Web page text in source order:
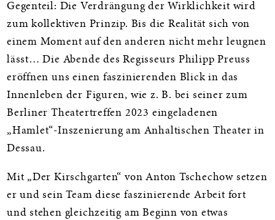
Gegenteil: Die Verdrängung der Wirklichkeit wird
zum kollektiven Prinzip. Bis die Realität sich von
einem Moment auf den anderen nicht mehr leugnen
lässt… Die Abende des Regisseurs Philipp Preuss
eröffnen uns einen faszinierenden Blick in das
Innenleben der Figuren, wie z. B. bei seiner zum
Berliner Theatertreffen 2023 eingeladenen
„Hamlet“-Inszenierung am Anhaltischen Theater in
Dessau.
Mit „Der Kirschgarten“ von Anton Tschechow setzen
er und sein Team diese faszinierende Arbeit fort
und stehen gleichzeitig am Beginn von etwas